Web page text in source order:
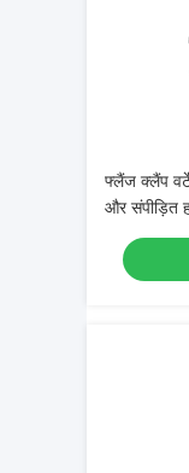
फ्लैंज क्लैंप
और संपीड़ित
DN1800